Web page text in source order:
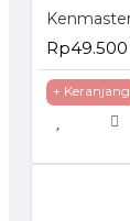
Rp49.500
+ Keranjang